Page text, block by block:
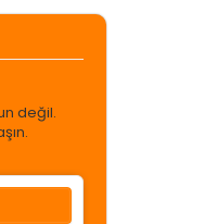
değil.